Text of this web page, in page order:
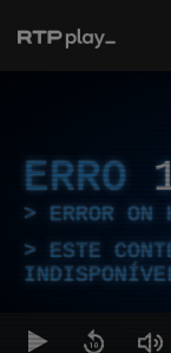
ERRO
ERROR ON
ESTE